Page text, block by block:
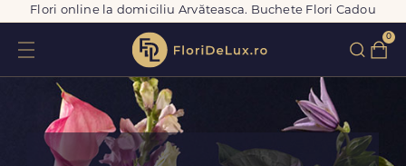
Flori online la domiciliu Arvăteasca. Buchete Flori Cadou
0